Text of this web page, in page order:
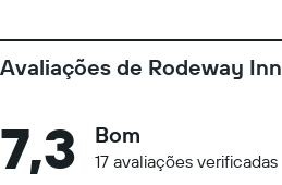
Avaliações de Rodeway Inn
7,3 Bom
17 avaliações verificadas